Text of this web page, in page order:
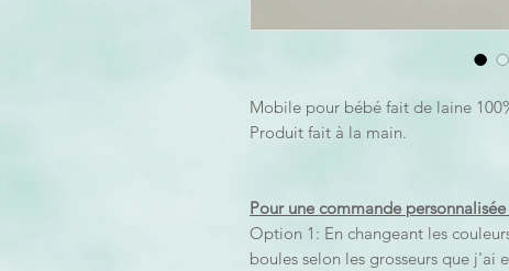
Mobile pour bébé fait de laine
Produit fait à la main.
Pour une commande personnalisée
Option 1: En changeant les
boules selon les grosseurs que j'ai